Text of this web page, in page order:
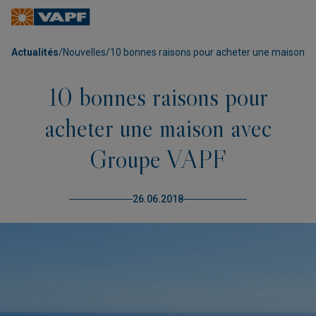
Actualités/Nouvelles/10 bonnes raisons pour acheter une maison
10 bonnes raisons pour
acheter une maison avec
Groupe VAPF
26.06.2018